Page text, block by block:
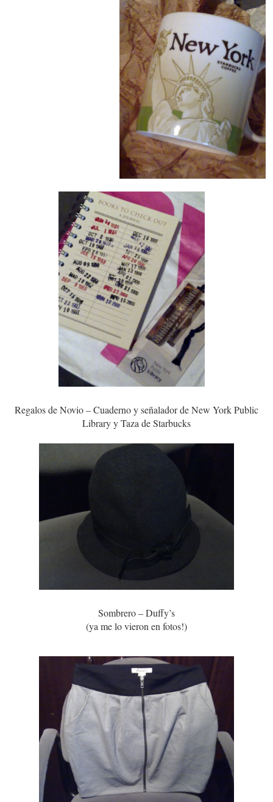
Regalos de Novio – Cuaderno y señalador de New York Public
Library y Taza de Starbucks
Sombrero – Duffy’s
(ya me lo vieron en fotos!)